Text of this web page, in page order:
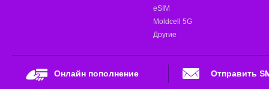
eSIM
Moldcell 5G
Другие
Онлайн пополнение Отправить